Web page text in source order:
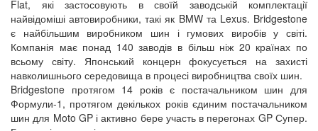
Flat, які застосовують в своїй заводській комплектації
найвідоміші автовиробники, такі як BMW та Lexus. Bridgestone
є найбільшим виробником шин і гумових виробів у світі.
Компанія має понад 140 заводів в більш ніж 20 країнах по
всьому світу. Японський концерн фокусується на захисті
навколишнього середовища в процесі виробництва своїх шин.
Bridgestone протягом 14 років є постачальником шин для
Формули-1, протягом декількох років єдиним постачальником
шин для Moto GP і активно бере участь в перегонах GP Супер.